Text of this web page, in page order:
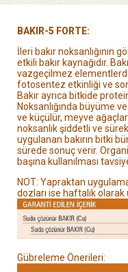
BAKIR-5 FORTE:
İleri bakır noksanlığının
etkili bakır kaynağıdır.
vazgeçilmez
fotosentez etkinliği ve
Bakır ayrıca bitkide
Noksanlığında büyüme
ve küçülür, meyve
noksanlık şiddetli ve
uygulanan bakırın bitki
sürede sonuç verir.
başına kullanılması
NOT: Yapraktan
dozları ise haftalık olarak
Gübreleme Önerileri: